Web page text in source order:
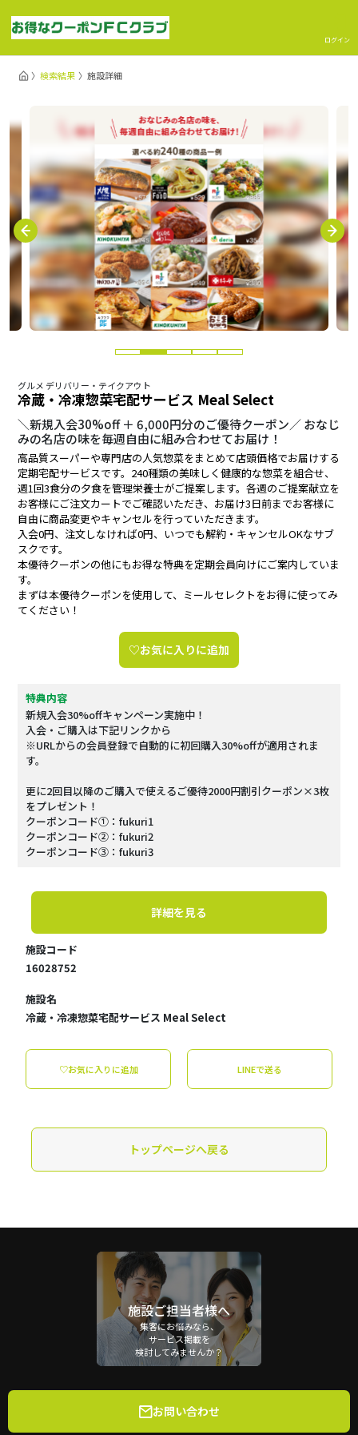
ログイン
検索結果 施設詳細
グルメ デリバリー・テイクアウト
冷蔵・冷凍惣菜宅配サービス Meal Select
＼新規入会30%off ＋ 6,000円分のご優待クーポン／ おなじ
みの名店の味を毎週自由に組み合わせてお届け！
高品質スーパーや専門店の人気惣菜をまとめて店頭価格でお届けする
定期宅配サービスです。240種類の美味しく健康的な惣菜を組合せ、
週1回3食分の夕食を管理栄養士がご提案します。各週のご提案献立を
お客様にご注文カートでご確認いただき、お届け3日前までお客様に
自由に商品変更やキャンセルを行っていただきます。
入会0円、注文しなければ0円、いつでも解約・キャンセルOKなサブ
スクです。
本優待クーポンの他にもお得な特典を定期会員向けにご案内していま
す。
まずは本優待クーポンを使用して、ミールセレクトをお得に使ってみ
てください！
♡お気に入りに追加
特典内容
新規入会30%offキャンペーン実施中！
入会・ご購入は下記リンクから
※URLからの会員登録で自動的に初回購入30%offが適用されま
す。
更に2回目以降のご購入で使えるご優待2000円割引クーポン×3枚
をプレゼント！
クーポンコード①：fukuri1
クーポンコード②：fukuri2
クーポンコード③：fukuri3
詳細を見る
施設コード
16028752
施設名
冷蔵・冷凍惣菜宅配サービス Meal Select
♡お気に入りに追加 LINEで送る
トップページへ戻る
施設ご担当者様へ
集客にお悩みなら、
サービス掲載を
検討してみませんか？
お問い合わせ